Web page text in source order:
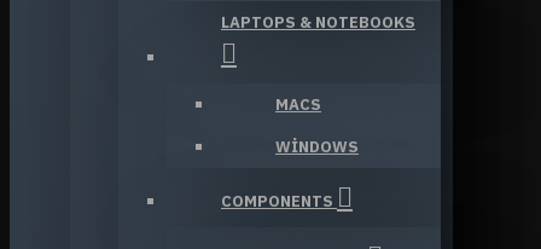
LAPTOPS & NOTEBOOKS
MACS
WINDOWS
COMPONENTS